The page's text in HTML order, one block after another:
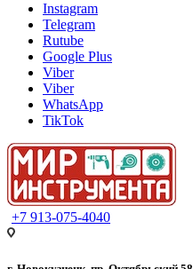
Instagram
Telegram
Rutube
Google Plus
Viber
Viber
WhatsApp
TikTok
+7 913-075-4040